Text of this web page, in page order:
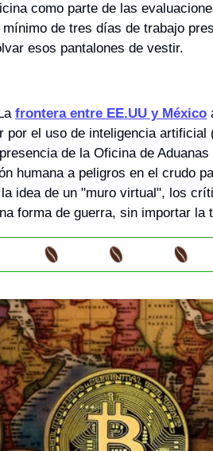
como parte de las
de tres días de trabajo
esos pantalones de vestir.
frontera entre EE.UU y México
por el uso de inteligencia
de la Oficina de
humana a peligros en el crudo
idea de un "muro virtual", los
forma de guerra, sin importar la